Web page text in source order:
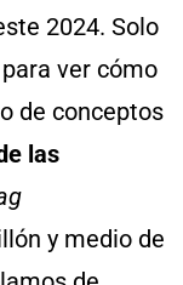
2024. Solo
para ver cómo
de conceptos
las
y medio de